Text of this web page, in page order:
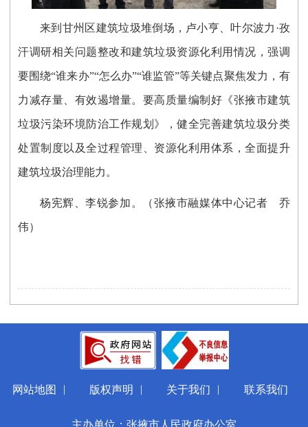
来到甘州区建筑垃圾堆倒场，卢小亨、叶尔波力·孜
汗调研相关问题整改和建筑垃圾资源化利用情况，强调
要围绕“谁来办”“怎么办”“谁监管”等关键点聚焦发力，有
力减存量、有效遏增量。要高质量编制好《张掖市建筑
垃圾污染环境防治工作规划》，健全完善建筑垃圾分类
处置制度以及全过程管理、资源化利用体系，全面提升
建筑垃圾治理能力。
杨宪辉、李锐参加。 （张掖市融媒体中心记者 乔
伟）
网站地图 版权声明 关于我们 联系我们